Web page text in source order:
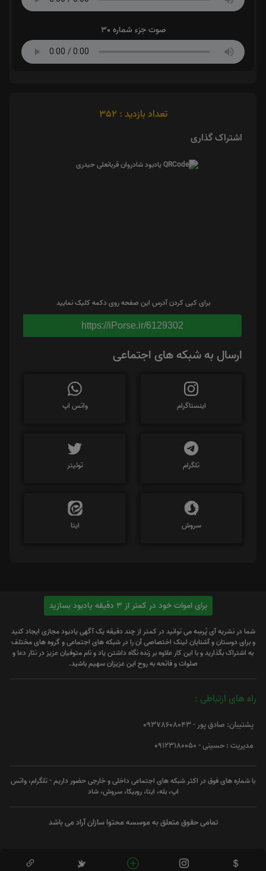
صوت جزء شماره 30
تعداد بازدید : 352
اشتراک گذاری
برای کپی کردن آدرس این صفحه روی دکمه کلیک نمایید
https://iPorse.ir/6129302
ارسال به شبکه های اجتماعی
اینستاگرام واتس اپ
تلگرام توئیتر
سروش ایتا
برای اموات خود در کمتر از 3 دقیقه یادبود بسازید
شما در نشریه آی پُرسِه می توانید در کمتر از چند دقیقه یک آگهی یادبود مجازی ایجاد کنید
و برای دوستان و آشنایان لینک اختصاصی آن را در شبکه های اجتماعی و گروه های مختلف
به اشتراک بگذارید و با این کار علاوه بر زنده نگاه داشتن یاد و نام متوفیان عزیز در نثار دعا و
صلوات و فاتحه به روح این عزیزان سهیم باشید.
راه های ارتباطی :
پشتیبان: صادق پور - 09378608043
مدیریت : حسینی - 09123180050
با شماره های فوق در اکثر شبکه های اجتماعی داخلی و خارجی حضور داریم - تلگرام، واتس
اپ، بله، ایتا، روبیکا، سروش، شاد
تمامی حقوق متعلق به موسسه محتوا سازان آراد می باشد